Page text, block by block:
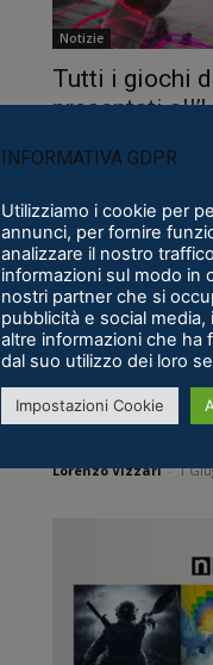
Notizie
Tutti i giochi
presentati
Notizie
POWERWASH
Lorenzo Vizzari - 1
INFORMATIVA GDPR
Utilizziamo i cookie per
annunci, per fornire
analizzare il nostro
informazioni sul modo in
nostri partner che si
pubblicità e social
altre informazioni che ha
dal suo utilizzo dei loro
Impostazioni Cookie